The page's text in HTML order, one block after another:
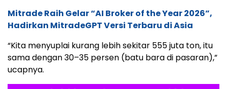
Mitrade Raih Gelar “AI Broker of the Year 2026”,
Hadirkan MitradeGPT Versi Terbaru di Asia
“Kita menyuplai kurang lebih sekitar 555 juta ton, itu
sama dengan 30–35 persen (batu bara di pasaran),”
ucapnya.